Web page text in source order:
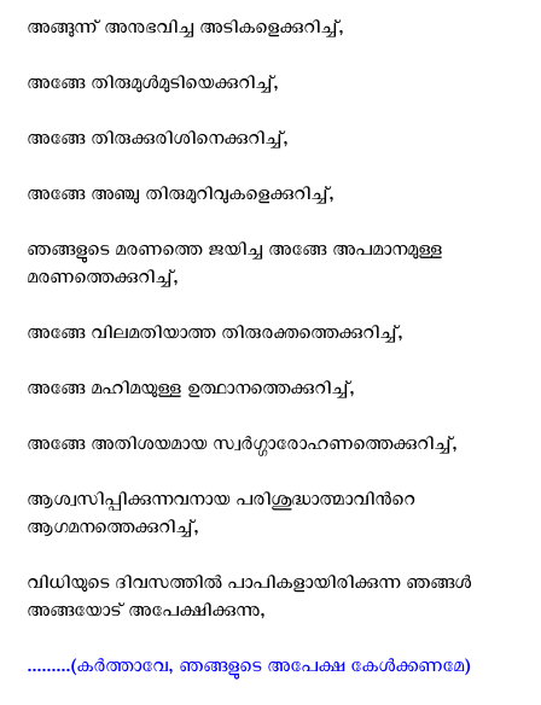
അങ്ങുന്ന് അനുഭവിച്ച അടികളെക്കുറിച്ച്,
അങ്ങേ തിരുമുള്‍‍മുടിയെക്കുറിച്ച്,
അങ്ങേ തിരുക്കുരിശിനെക്കുറിച്ച്,
അങ്ങേ അഞ്ചു തിരുമുറിവുകളെക്കുറിച്ച്,
ഞങ്ങളുടെ മരണത്തെ ജയിച്ച അങ്ങേ അപമാനമുള്ള
മരണത്തെക്കുറിച്ച്,
അങ്ങേ വിലമതിയാത്ത തിരുരക്തത്തെക്കുറിച്ച്,
അങ്ങേ മഹിമയുള്ള ഉത്ഥാനത്തെക്കുറിച്ച്,
അങ്ങേ അതിശയമായ സ്വര്‍ഗ്ഗാരോഹണത്തെക്കുറിച്ച്,
ആശ്വസിപ്പിക്കുന്നവനായ പരിശുദ്ധാത്മാവിന്‍റെ
ആഗമനത്തെക്കുറിച്ച്,
വിധിയുടെ ദിവസത്തില്‍ പാപികളായിരിക്കുന്ന ഞങ്ങള്‍
അങ്ങയോട് അപേക്ഷിക്കുന്നു,
.........(കര്‍ത്താവേ, ഞങ്ങളുടെ അപേക്ഷ കേള്‍ക്കണമേ)